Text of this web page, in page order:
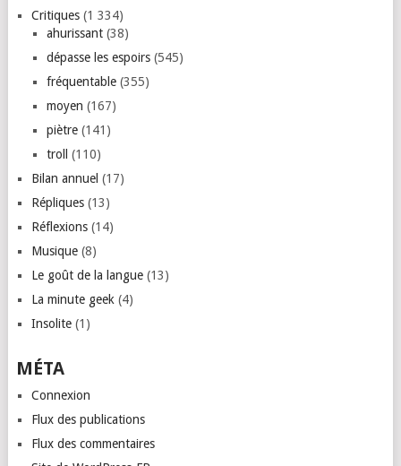
Critiques(1 334)
ahurissant(38)
dépasse les espoirs(545)
fréquentable(355)
moyen (167)
piètre(141)
troll
(110)
Bilan annuel (17)
Répliques(13)
Réflexions(14)
Musique(8)
Le goût de la langue(13)
La minute geek(4)
Insolite(1)
MÉTA
Connexion
Flux des publications
Flux des commentaires